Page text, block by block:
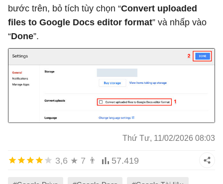
bước trên, bỏ tích tùy chọn “Convert uploaded
files to Google Docs editor format” và nhấp vào
“Done”.
Thứ Tư, 11/02/2026 08:03
3,6 ★ 7 👨 57.419